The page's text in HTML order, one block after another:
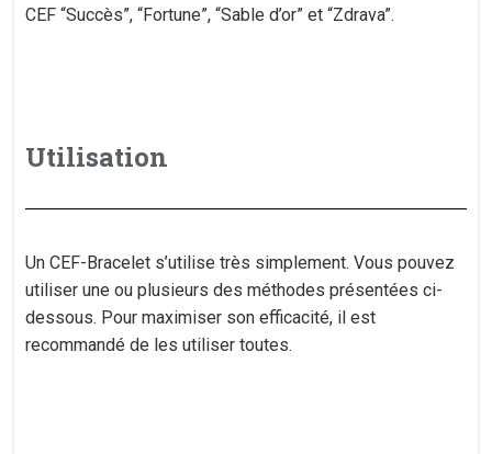
CEF “Succès”, “Fortune”, “Sable d’or” et “Zdrava”.
Utilisation
Un CEF-Bracelet s’utilise très simplement. Vous pouvez
utiliser une ou plusieurs des méthodes présentées ci-
dessous. Pour maximiser son efficacité, il est
recommandé de les utiliser toutes.